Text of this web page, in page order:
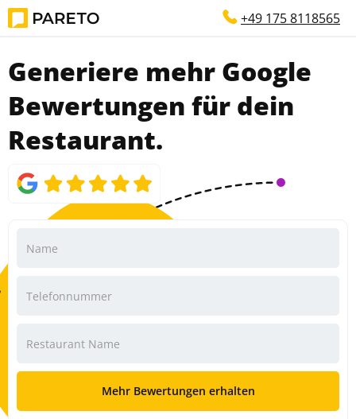
+49 175 8118565
Generiere mehr Google
Bewertungen für dein
Restaurant.